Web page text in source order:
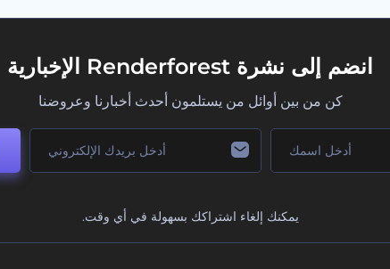
انضم إلى نشرة Renderforest الإخبارية
كن من بين أوائل من يستلمون أحدث أخبارنا وعروضنا
يمكنك إلغاء اشتراكك بسهولة في أي وقت.